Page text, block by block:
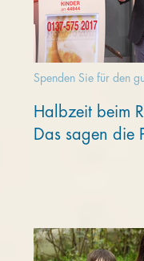
Spenden Sie für den
Halbzeit beim
Das sagen die